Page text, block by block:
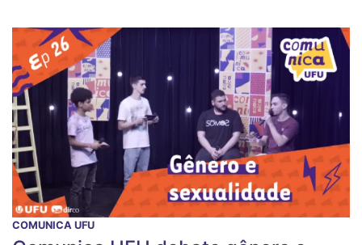
COMUNICA UFU